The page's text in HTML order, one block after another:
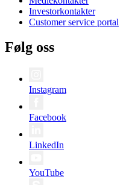
Investorkontakter
Customer service portal
Følg oss
Instagram
Facebook
LinkedIn
YouTube